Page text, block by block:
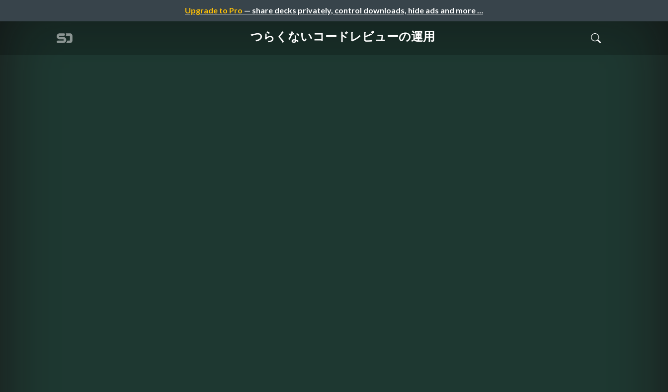
Upgrade to Pro — share decks privately, control downloads, hide ads and more …
つらくないコードレビューの運用